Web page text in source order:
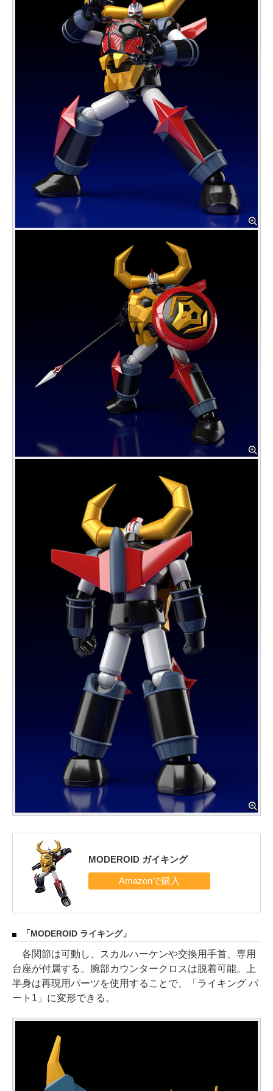
MODEROID ガイキング
「MODEROID ライキング」
各関節は可動し、スカルハーケンや交換用手首、専用
台座が付属する。腕部カウンタークロスは脱着可能。上
半身は再現用パーツを使用することで、「ライキング パ
ート1」に変形できる。